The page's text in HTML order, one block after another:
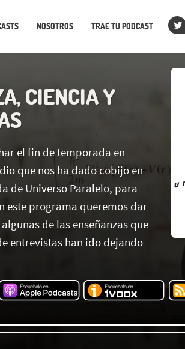
NOSOTROS TRAE TU PODCAST
CIENCIA Y
el fin de temporada en
que nos ha dado cobijo en
de Universo Paralelo, para
este programa queremos dar
de las enseñanzas que
entrevistas han ido dejando